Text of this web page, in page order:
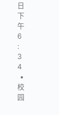
日
下
午
6
:
3
4
•
校
园